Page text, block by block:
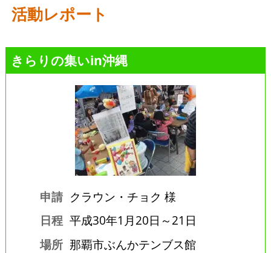
活動レポート
きらりの集いin沖縄
申請 クラウン・チョク 様
日程 平成30年1月20日～21日
場所 那覇市ぶんかテンブス館